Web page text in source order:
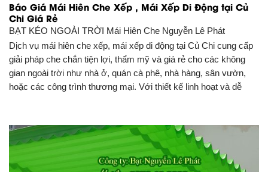
Báo Giá Mái Hiên Che Xếp , Mái Xếp Di Động tại Củ
Chi Giá Rẻ
BẠT KÉO NGOÀI TRỜI
Mái Hiên Che Nguyễn Lê Phát
Dịch vụ mái hiên che xếp, mái xếp di động tại Củ Chi cung cấp
giải pháp che chắn tiện lợi, thẩm mỹ và giá rẻ cho các không
gian ngoài trời như nhà ở, quán cà phê, nhà hàng, sân vườn,
hoặc các công trình thương mại. Với thiết kế linh hoạt và dễ